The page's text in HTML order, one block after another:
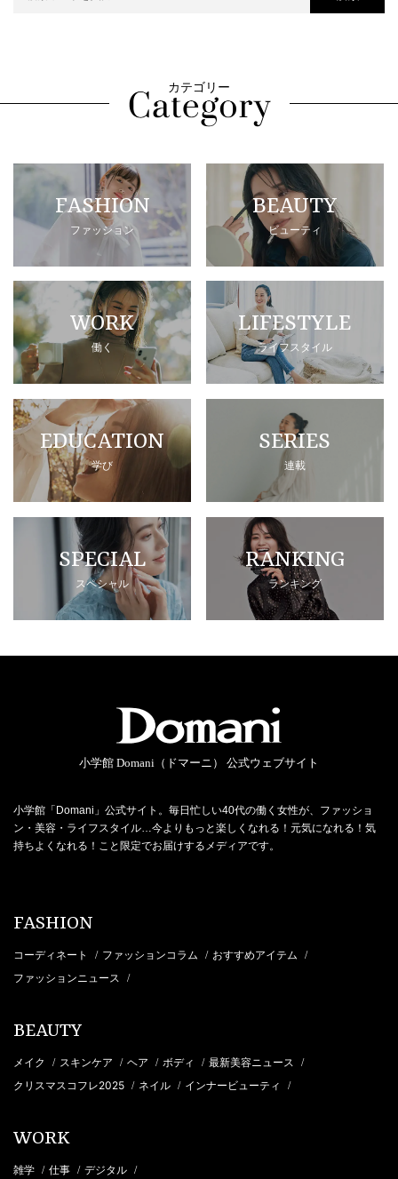
カテゴリー
FASHION
ファッション
BEAUTY
ビューティ
WORK
働く
LIFESTYLE
ライフスタイル
EDUCATION
学び
SERIES
連載
SPECIAL
スペシャル
RANKING
ランキング
小学館 Domani（ドマーニ） 公式ウェブサイト
小学館「Domani」公式サイト。毎日忙しい40代の働く女性が、ファッショ
ン・美容・ライフスタイル…今よりもっと楽しくなれる！元気になれる！気
持ちよくなれる！こと限定でお届けするメディアです。
FASHION
コーディネート / ファッションコラム / おすすめアイテム /
ファッションニュース /
BEAUTY
メイク / スキンケア / ヘア / ボディ / 最新美容ニュース /
クリスマスコフレ2025 / ネイル / インナービューティ /
WORK
雑学 / 仕事 / デジタル /